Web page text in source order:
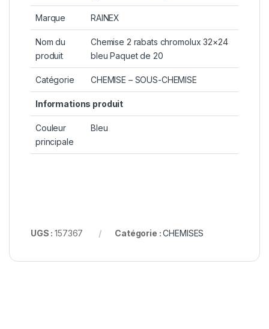
Marque RAINEX
Nom du
produit
Chemise 2 rabats chromolux 32×24
bleu Paquet de 20
Catégorie CHEMISE – SOUS-CHEMISE
Informations produit
Couleur
principale
Bleu
UGS :157367 Catégorie :CHEMISES